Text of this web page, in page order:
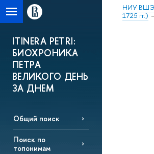
НИУ ВШЭ
1725 гг.)
ITINERA PETRI:
БИОХРОНИКА
ПЕТРА
ВЕЛИКОГО ДЕНЬ
ЗА ДНЕМ
Общий поиск
Поиск по
топонимам